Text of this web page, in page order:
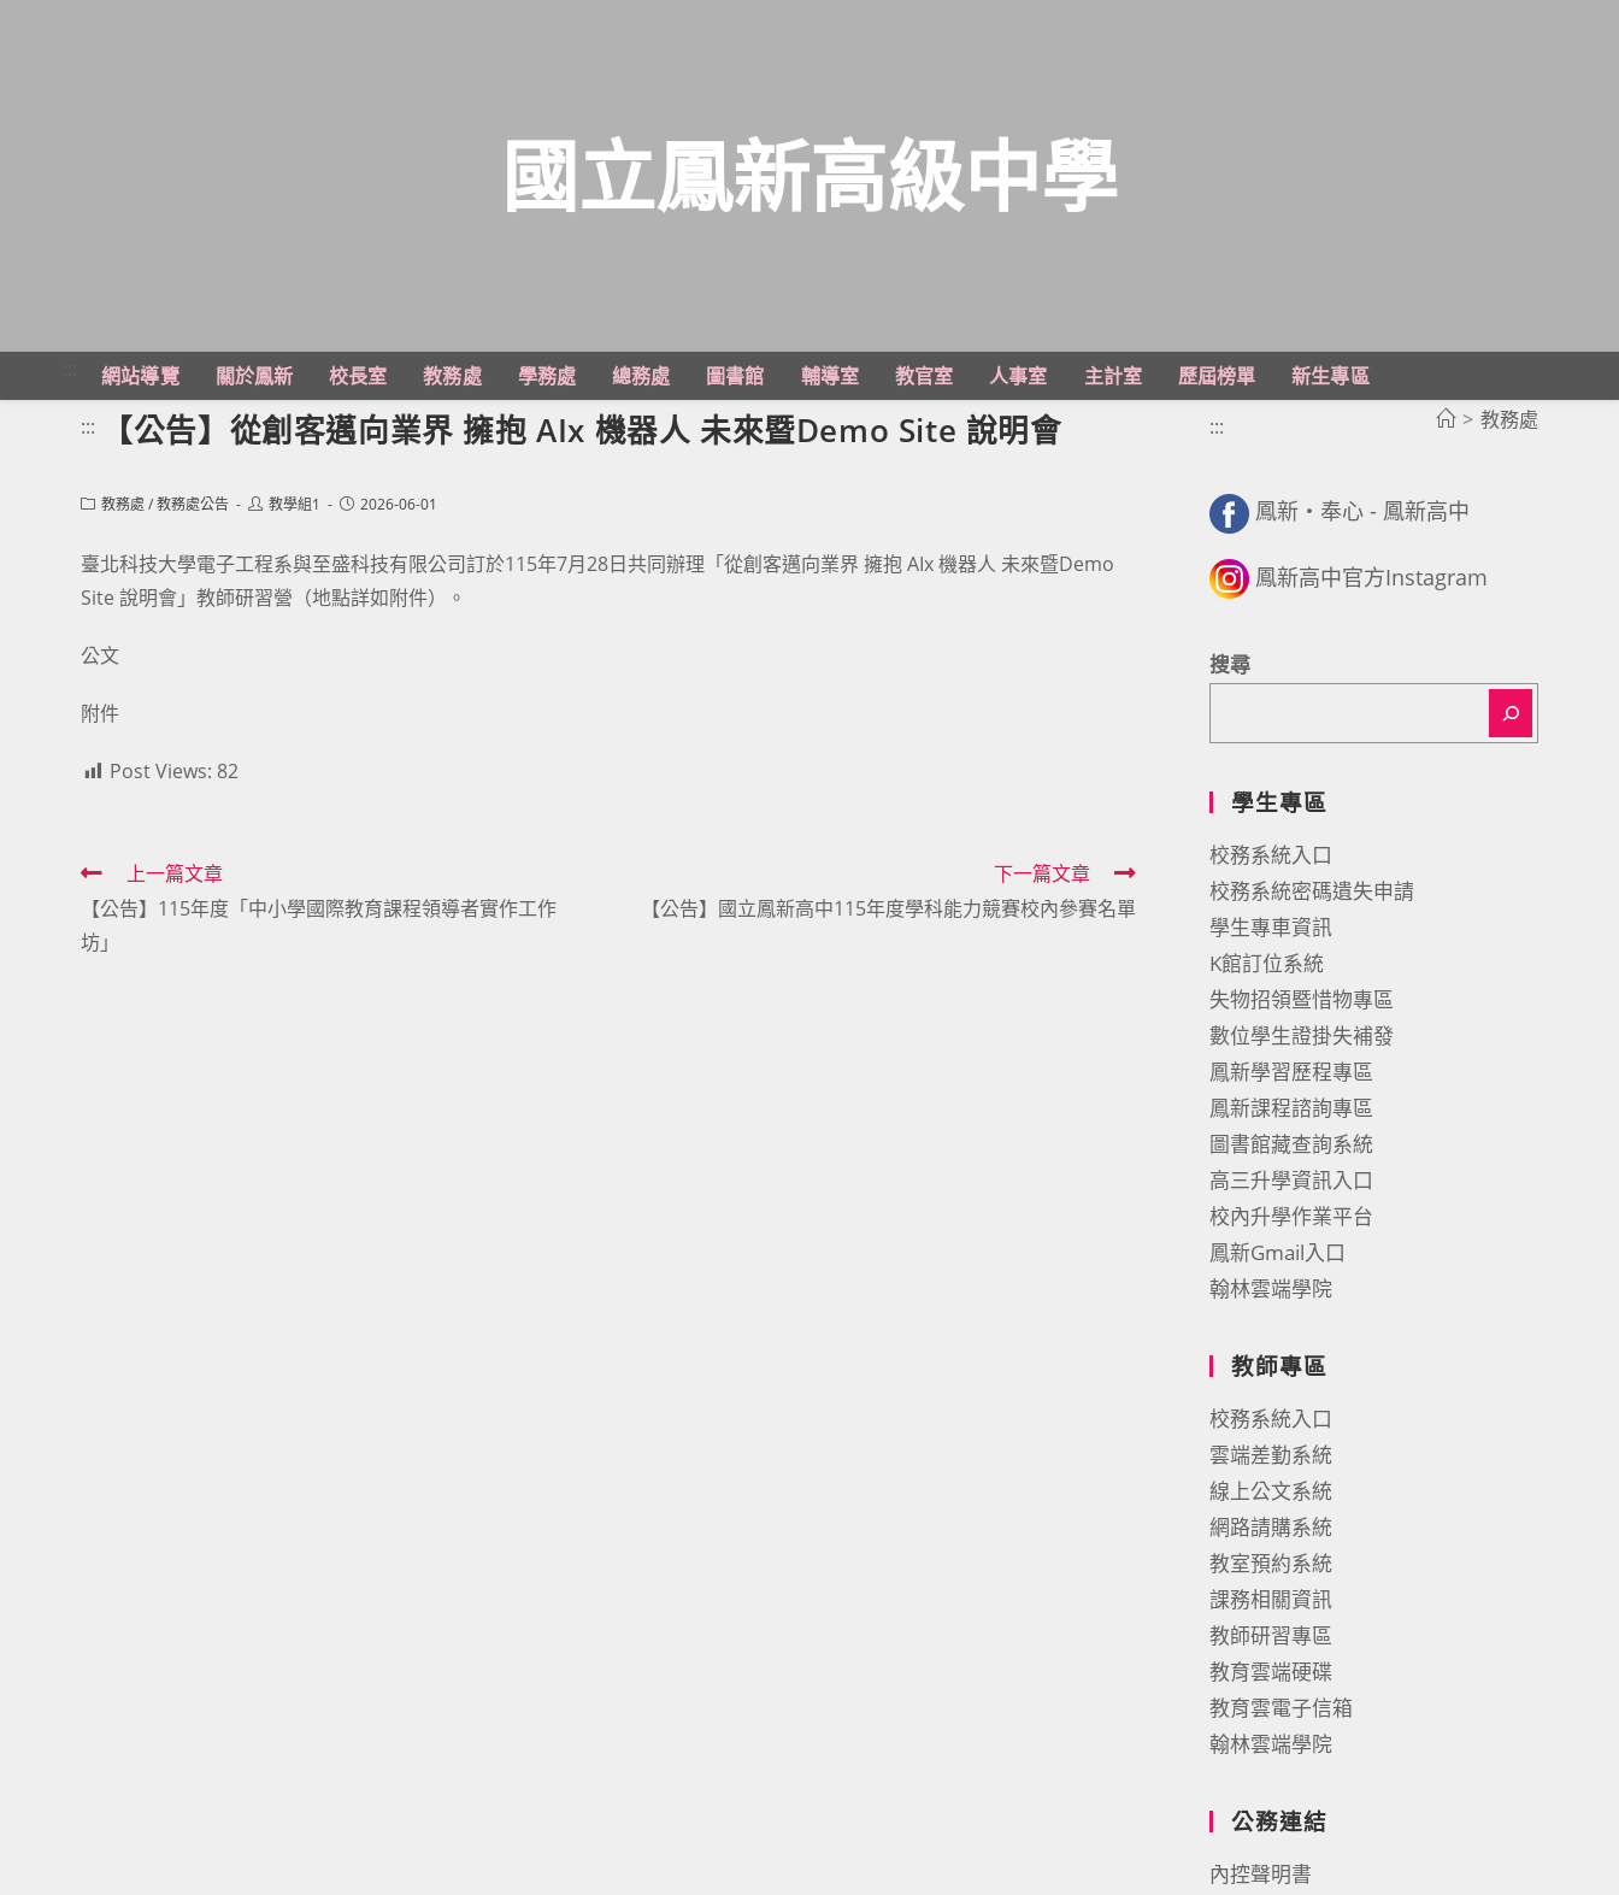
主
國立鳳新高級中學
網站導覽 關於鳳新 校長室 教務處 學務處 總務處 圖書館 輔導室 教官室 人事室 主計室 歷屆榜單
新生專區
> 教務處
::: 【公告】從創客邁向業界 擁抱 AIx 機器人 未來暨Demo Site 說明會
Post教務處 /教務處公告
Post教學組1
Post2026-06-01
臺北科技大學電子工程系與至盛科技有限公司訂於115年7月28日共同辦理「從創客邁向業界 擁抱 AIx 機器人 未來暨Demo
Site 說明會」教師研習營（地點詳如附件）。
公文
附件
Post Views: 82
Read
more
articles
上一篇文章
【公告】115年度「中小學國際教育課程領導者實作工作
坊」
下一篇文章
【公告】國立鳳新高中115年度學科能力競賽校內參賽名單
:::
鳳新・奉心 - 鳳新高中
鳳新高中官方Instagram
搜尋
學生專區
校務系統入口
校務系統密碼遺失申請
學生專車資訊
K館訂位系統
失物招領暨惜物專區
數位學生證掛失補發
鳳新學習歷程專區
鳳新課程諮詢專區
圖書館藏查詢系統
高三升學資訊入口
校內升學作業平台
鳳新Gmail入口
翰林雲端學院
教師專區
校務系統入口
雲端差勤系統
線上公文系統
網路請購系統
教室預約系統
課務相關資訊
教師研習專區
教育雲端硬碟
教育雲電子信箱
翰林雲端學院
公務連結
內控聲明書